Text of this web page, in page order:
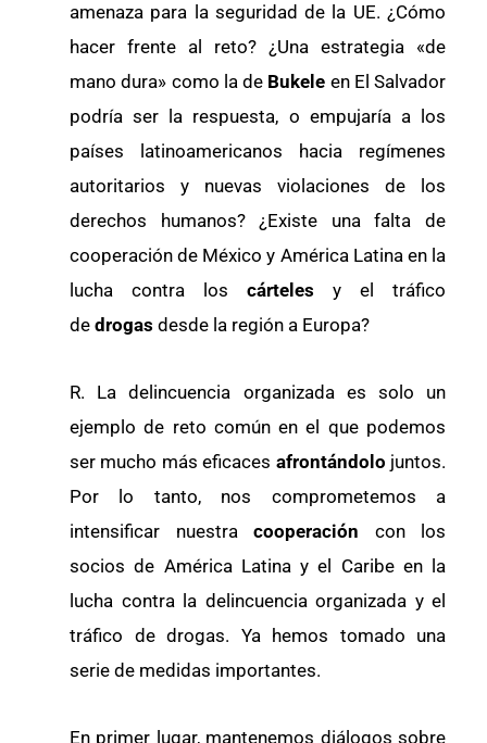
amenaza para la seguridad de la UE. ¿Cómo
hacer frente al reto? ¿Una estrategia «de
mano dura» como la de Bukele en El Salvador
podría ser la respuesta, o empujaría a los
países latinoamericanos hacia regímenes
autoritarios y nuevas violaciones de los
derechos humanos? ¿Existe una falta de
cooperación de México y América Latina en la
lucha contra los cárteles y el tráfico
de drogas desde la región a Europa?
R. La delincuencia organizada es solo un
ejemplo de reto común en el que podemos
ser mucho más eficaces afrontándolo juntos.
Por lo tanto, nos comprometemos a
intensificar nuestra cooperación con los
socios de América Latina y el Caribe en la
lucha contra la delincuencia organizada y el
tráfico de drogas. Ya hemos tomado una
serie de medidas importantes.
En primer lugar, mantenemos diálogos sobre